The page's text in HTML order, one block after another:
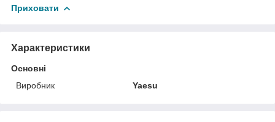
Приховати
Характеристики
Основні
Виробник
Yaesu